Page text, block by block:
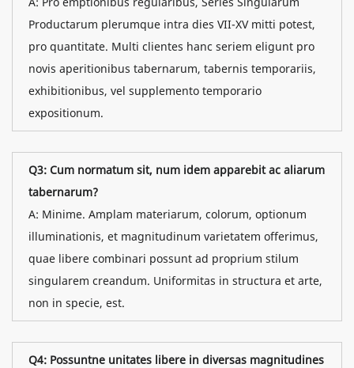
Productarum plerumque intra dies VII-XV mitti potest,
pro quantitate. Multi clientes hanc seriem eligunt pro
novis aperitionibus tabernarum, tabernis temporariis,
exhibitionibus, vel supplemento temporario
expositionum.
Q3: Cum normatum sit, num idem apparebit ac aliarum
tabernarum?
A: Minime. Amplam materiarum, colorum, optionum
illuminationis, et magnitudinum varietatem offerimus,
quae libere combinari possunt ad proprium stilum
singularem creandum. Uniformitas in structura et arte,
non in specie, est.
Q4: Possuntne unitates libere in diversas magnitudines